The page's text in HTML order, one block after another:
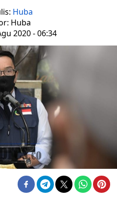
Huba
Huba
2020 - 06:34